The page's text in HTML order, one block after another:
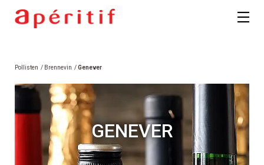
Pollisten / Brennevin /Genever
GENEVER